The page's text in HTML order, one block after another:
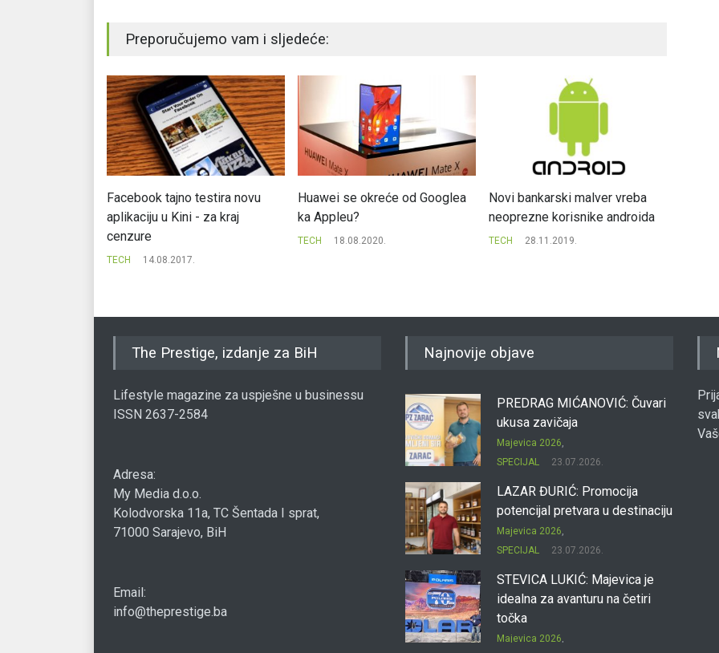
Preporučujemo vam i sljedeće:
Facebook tajno testira novu
aplikaciju u Kini - za kraj
cenzure
TECH 14.08.2017.
Huawei se okreće od Googlea
ka Appleu?
TECH 18.08.2020.
Novi bankarski malver vreba
neoprezne korisnike androida
TECH 28.11.2019.
The Prestige, izdanje za BiH
Lifestyle magazine za uspješne u businessu
ISSN 2637-2584
Adresa:
My Media d.o.o.
Kolodvorska 11a, TC Šentada I sprat,
71000 Sarajevo, BiH
Email:
info@theprestige.ba
Najnovije objave
PREDRAG MIĆANOVIĆ: Čuvari
ukusa zavičaja
Majevica 2026
SPECIJAL
23.07.2026.
LAZAR ĐURIĆ: Promocija
potencijal pretvara u destinaciju
Majevica 2026
SPECIJAL
23.07.2026.
STEVICA LUKIĆ: Majevica je
idealna za avanturu na četiri
točka
Majevica 2026